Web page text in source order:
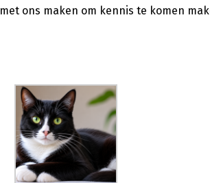
ons maken om kennis te komen